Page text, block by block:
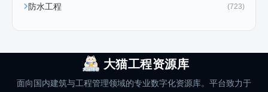
防水工程 (723)
大猫工程资源库
面向国内建筑与工程管理领域的专业数字化资源库。平台致力于